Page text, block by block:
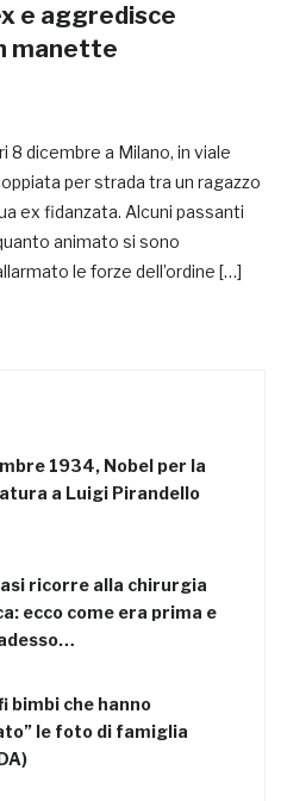
e aggredisce
manette
8 dicembre a Milano, in viale
per strada tra un ragazzo
ex fidanzata. Alcuni passanti
animato si sono
le forze dell’ordine […]
1934, Nobel per la
a Luigi Pirandello
ricorre alla chirurgia
ecco come era prima e
bimbi che hanno
le foto di famiglia